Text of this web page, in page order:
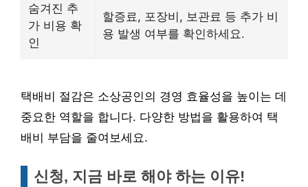
숨겨진 추
가 비용 확
인
할증료, 포장비, 보관료 등 추가 비
용 발생 여부를 확인하세요.
택배비 절감은 소상공인의 경영 효율성을 높이는 데
중요한 역할을 합니다. 다양한 방법을 활용하여 택
배비 부담을 줄여보세요.
신청, 지금 바로 해야 하는 이유!